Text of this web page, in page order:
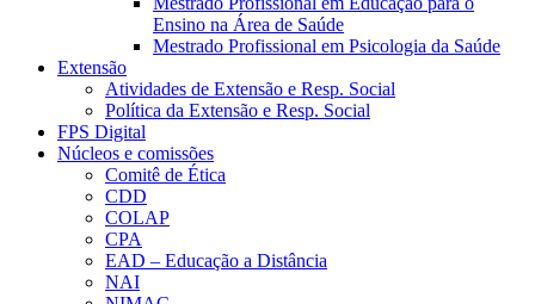
Ensino na Área de Saúde
Mestrado Profissional em Psicologia da Saúde
Extensão
Atividades de Extensão e Resp. Social
Política da Extensão e Resp. Social
FPS Digital
Núcleos e comissões
Comitê de Ética
CDD
COLAP
CPA
EAD – Educação a Distância
NAI